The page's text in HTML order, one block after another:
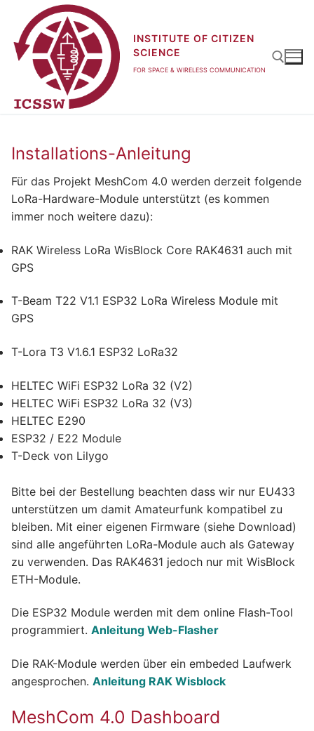
Inhalt
springen
INSTITUTE OF CITIZEN
SCIENCE
FOR SPACE & WIRELESS COMMUNICATION
Installations-Anleitung
Für das Projekt MeshCom 4.0 werden derzeit folgende
LoRa-Hardware-Module unterstützt (es kommen
immer noch weitere dazu):
RAK Wireless LoRa WisBlock Core RAK4631 auch mit
GPS
T-Beam T22 V1.1 ESP32 LoRa Wireless Module mit
GPS
T-Lora T3 V1.6.1 ESP32 LoRa32
HELTEC WiFi ESP32 LoRa 32 (V2)
HELTEC WiFi ESP32 LoRa 32 (V3)
HELTEC E290
ESP32 / E22 Module
T-Deck von Lilygo
Bitte bei der Bestellung beachten dass wir nur EU433
unterstützen um damit Amateurfunk kompatibel zu
bleiben. Mit einer eigenen Firmware (siehe Download)
sind alle angeführten LoRa-Module auch als Gateway
zu verwenden. Das RAK4631 jedoch nur mit WisBlock
ETH-Module.
Die ESP32 Module werden mit dem online Flash-Tool
programmiert. Anleitung Web-Flasher
Die RAK-Module werden über ein embeded Laufwerk
angesprochen. Anleitung RAK Wisblock
MeshCom 4.0 Dashboard